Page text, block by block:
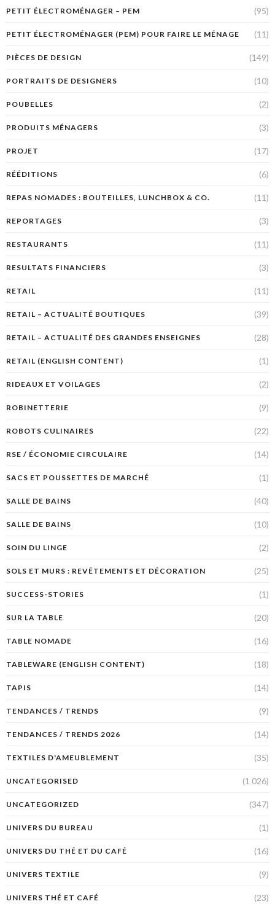
PETIT ÉLECTROMÉNAGER – PEM (95)
PETIT ÉLECTROMÉNAGER (PEM) POUR FAIRE LE MÉNAGE (11)
PIÈCES DE DESIGN (149)
PORTRAITS DE DESIGNERS (10)
POUBELLES (2)
PRODUITS MÉNAGERS (3)
PROJET (17)
RÉÉDITIONS (6)
REPAS NOMADES : BOUTEILLES, LUNCHBOX & CO. (11)
REPORTAGES (3)
RESTAURANTS (11)
RESULTATS FINANCIERS (3)
RETAIL (11)
RETAIL – ACTUALITÉ BOUTIQUES (39)
RETAIL – ACTUALITÉ DES GRANDES ENSEIGNES (28)
RETAIL (ENGLISH CONTENT) (1)
RIDEAUX ET VOILAGES (2)
ROBINETTERIE (9)
ROBOTS CULINAIRES (22)
RSE / ÉCONOMIE CIRCULAIRE (14)
SACS ET POUSSETTES DE MARCHÉ (1)
SALLE DE BAINS (40)
SALLE DE BAINS (10)
SOIN DU LINGE (2)
SOLS ET MURS : REVÊTEMENTS ET DÉCORATION (25)
SUCCESS-STORIES (1)
SUR LA TABLE (20)
TABLE NOMADE (16)
TABLEWARE (ENGLISH CONTENT) (18)
TAPIS (14)
TENDANCES / TRENDS (9)
TENDANCES / TRENDS 2026 (14)
TEXTILES D'AMEUBLEMENT (35)
UNCATEGORISED (1 026)
UNCATEGORIZED (347)
UNIVERS DU BUREAU (1)
UNIVERS DU THÉ ET DU CAFÉ (16)
UNIVERS TEXTILE (9)
UNIVERS THÉ ET CAFÉ (23)